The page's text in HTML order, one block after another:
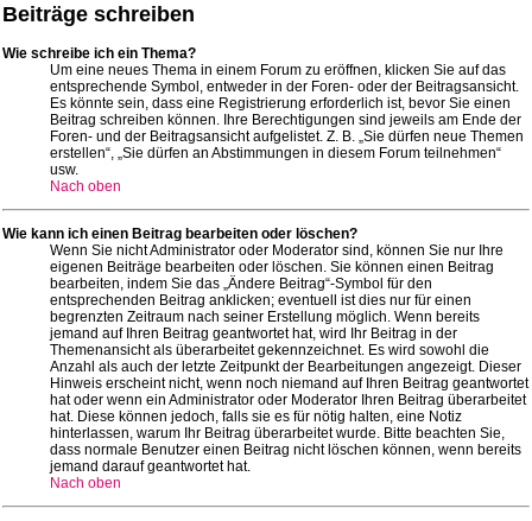
Beiträge schreiben
Wie schreibe ich ein Thema?
Um eine neues Thema in einem Forum zu eröffnen, klicken Sie auf das
entsprechende Symbol, entweder in der Foren- oder der Beitragsansicht.
Es könnte sein, dass eine Registrierung erforderlich ist, bevor Sie einen
Beitrag schreiben können. Ihre Berechtigungen sind jeweils am Ende der
Foren- und der Beitragsansicht aufgelistet. Z. B. „Sie dürfen neue Themen
erstellen“, „Sie dürfen an Abstimmungen in diesem Forum teilnehmen“
usw.
Nach oben
Wie kann ich einen Beitrag bearbeiten oder löschen?
Wenn Sie nicht Administrator oder Moderator sind, können Sie nur Ihre
eigenen Beiträge bearbeiten oder löschen. Sie können einen Beitrag
bearbeiten, indem Sie das „Ändere Beitrag“-Symbol für den
entsprechenden Beitrag anklicken; eventuell ist dies nur für einen
begrenzten Zeitraum nach seiner Erstellung möglich. Wenn bereits
jemand auf Ihren Beitrag geantwortet hat, wird Ihr Beitrag in der
Themenansicht als überarbeitet gekennzeichnet. Es wird sowohl die
Anzahl als auch der letzte Zeitpunkt der Bearbeitungen angezeigt. Dieser
Hinweis erscheint nicht, wenn noch niemand auf Ihren Beitrag geantwortet
hat oder wenn ein Administrator oder Moderator Ihren Beitrag überarbeitet
hat. Diese können jedoch, falls sie es für nötig halten, eine Notiz
hinterlassen, warum Ihr Beitrag überarbeitet wurde. Bitte beachten Sie,
dass normale Benutzer einen Beitrag nicht löschen können, wenn bereits
jemand darauf geantwortet hat.
Nach oben